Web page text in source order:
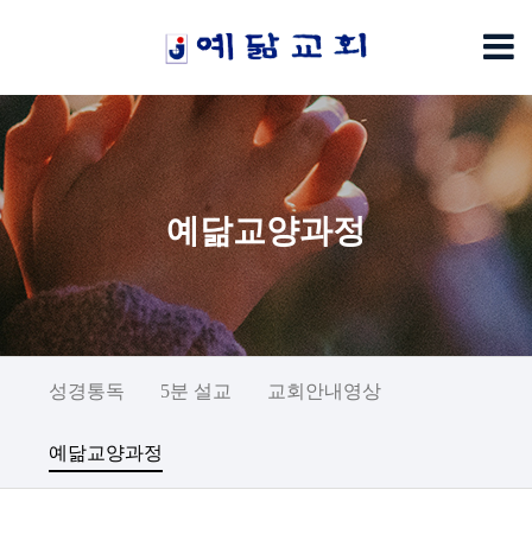
예닮교양과정
성경통독 5분 설교 교회안내영상
예닮교양과정